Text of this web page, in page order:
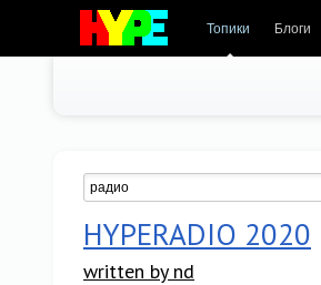
Топики Блоги
HYPERADIO 2020
written by nd